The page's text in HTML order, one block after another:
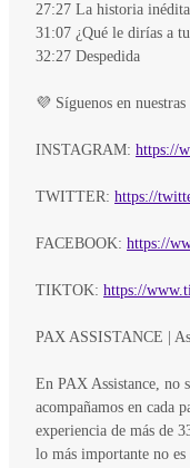
27:27 La historia
31:07 ¿Qué le dirías a
32:27 Despedida
💜 Síguenos en nuestras
INSTAGRAM: https://
TWITTER: https://
FACEBOOK: https://
TIKTOK: https://
PAX ASSISTANCE |
En PAX Assistance, no
acompañamos en cada
experiencia de más de
lo más importante no